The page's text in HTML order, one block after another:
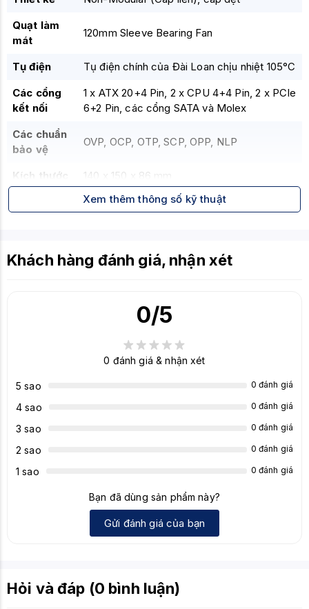
Quạt làm
mát
120mm Sleeve Bearing Fan
Tụ điện
Tụ điện chính của Đài Loan chịu nhiệt 105°C
Các cổng
kết nối
1 x ATX 20+4 Pin, 2 x CPU 4+4 Pin, 2 x PCIe
6+2 Pin, các cổng SATA và Molex
Các chuẩn
bảo vệ
OVP, OCP, OTP, SCP, OPP, NLP
Kích thước
140 x 150 x 86 mm
đầu vào
200-240V
Xem thêm thông số kỹ thuật
Khách hàng đánh giá, nhận xét
0/5
0 đánh giá & nhận xét
5 sao 0 đánh giá
4 sao 0 đánh giá
3 sao 0 đánh giá
2 sao 0 đánh giá
1 sao 0 đánh giá
Bạn đã dùng sản phẩm này?
Gửi đánh giá của bạn
Hỏi và đáp (0 bình luận)